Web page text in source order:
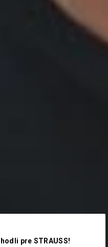
pre STRAUSS!